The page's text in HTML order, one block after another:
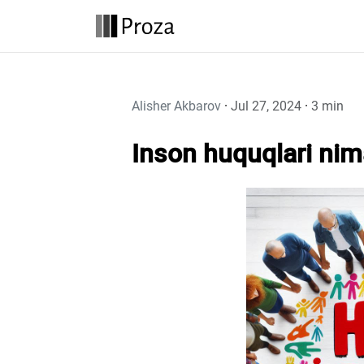
Alisher Akbarov · Jul 27, 2024 · 3 min
Inson huquqlari